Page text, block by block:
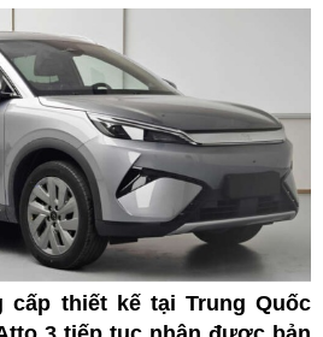
cấp thiết kế tại Trung Quốc